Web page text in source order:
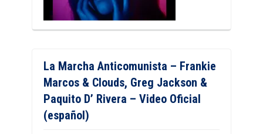
La Marcha Anticomunista – Frankie
Marcos & Clouds, Greg Jackson &
Paquito D’ Rivera – Video Oficial
(español)